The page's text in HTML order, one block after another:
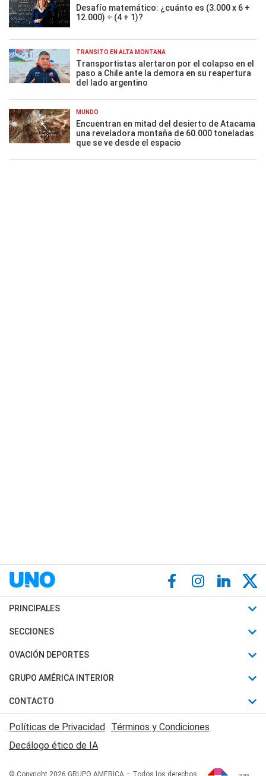
Desafío matemático: ¿cuánto es (3.000 x 6 +
12.000) ÷ (4 + 1)?
TRÁNSITO EN ALTA MONTAÑA
Transportistas alertaron por el colapso en el
paso a Chile ante la demora en su reapertura
del lado argentino
MUNDO
Encuentran en mitad del desierto de Atacama
una reveladora montaña de 60.000 toneladas
que se ve desde el espacio
PRINCIPALES
Últimas Noticias
Política
Judiciales
Economia
SECCIONES
Horóscopo
Motores
Trucos caseros
Series y Películas
Edictos y Solicitadas
OVACIÓN DEPORTES
Fútbol
Mundial
Automovilismo
Rugby
Básquet
GRUPO AMÉRICA INTERIOR
Canal 7 en Vivo
CONTACTO
Acerca de Nosotros
Contactanos
Políticas de Privacidad Términos y Condiciones
Decálogo ético de IA
© Copyright 2026 GRUPO AMERICA – Todos los derechos